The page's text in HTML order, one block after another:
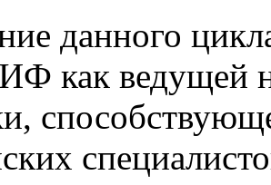
данного
как ведущей